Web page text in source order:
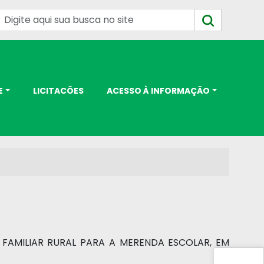
LICITACÕES ACESSO À INFORMAÇÃO
RURAL PARA A MERENDA ESCOLAR, EM